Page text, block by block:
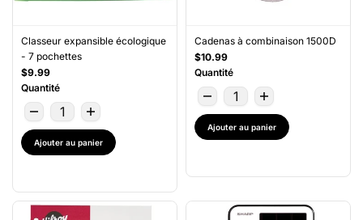
Classeur expansible écologique
- 7 pochettes
$9.99
Quantité
Ajouter au panier
Cadenas à combinaison 1500D
$10.99
Quantité
Ajouter au panier